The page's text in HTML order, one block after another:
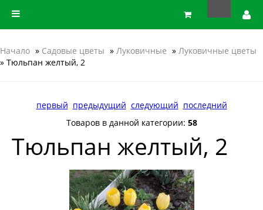
Начало » Садовые цветы » Луковичные » Луковичные цветы
» Тюльпан желтый, 2
первый предыдущий следующий последний
Товаров в данной категории: 58
Тюльпан желтый, 2